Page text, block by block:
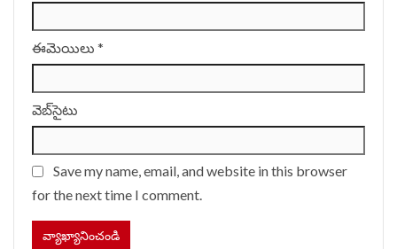
ఈమెయిలు *
వెబ్‌సైటు
Save my name, email, and website in this browser
for the next time I comment.